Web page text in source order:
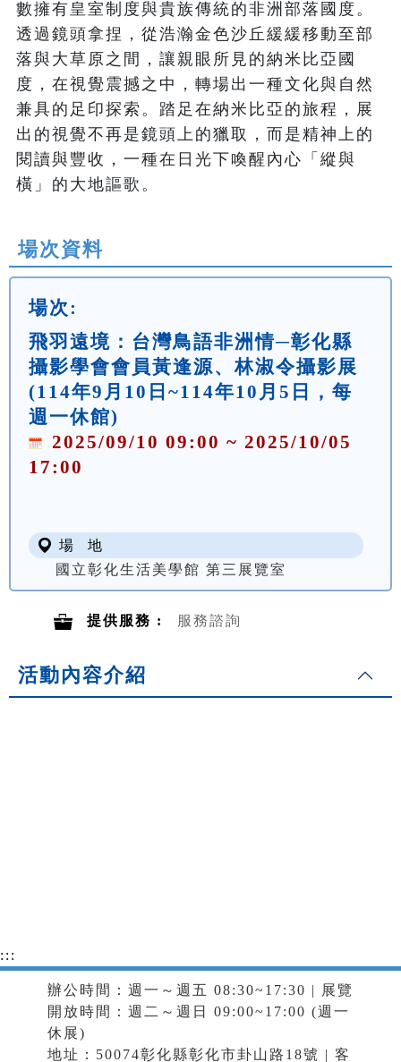
數擁有皇室制度與貴族傳統的非洲部落國度。
透過鏡頭拿捏，從浩瀚金色沙丘緩緩移動至部
落與大草原之間，讓親眼所見的納米比亞國
度，在視覺震撼之中，轉場出一種文化與自然
兼具的足印探索。踏足在納米比亞的旅程，展
出的視覺不再是鏡頭上的獵取，而是精神上的
閱讀與豐收，一種在日光下喚醒內心「縱與
場次資料
場次:
飛羽遠境：台灣鳥語非洲情─彰化縣
攝影學會會員黃逢源、林淑令攝影展
(114年9月10日~114年10月5日，每
週一休館)
2025/09/10 09:00 ~ 2025/10/05
17:00
場 地
國立彰化生活美學館 第三展覽室
提供服務 : 服務諮詢
活動內容介紹
:::
辦公時間：週一～週五 08:30~17:30 | 展覽
開放時間：週二～週日 09:00~17:00 (週一
休展)
地址：50074彰化縣彰化市卦山路18號 | 客